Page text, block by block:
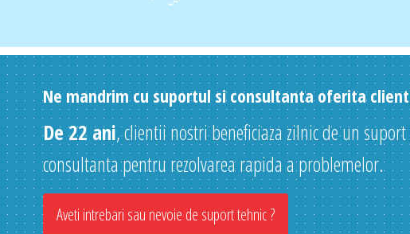
Ne mandrim cu suportul si consultanta oferita
De 22 ani, clientii nostri beneficiaza zilnic de un
consultanta pentru rezolvarea rapida a problemelor.
Aveti intrebari sau nevoie de suport tehnic ?